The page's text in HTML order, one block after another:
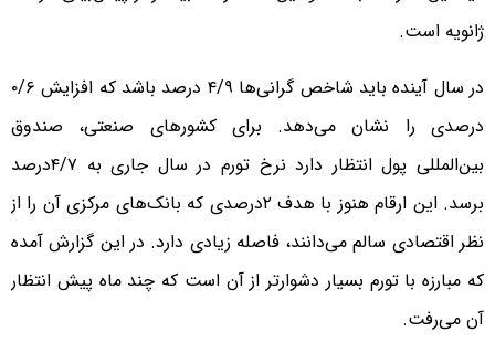
ژانویه است.
در سال آینده باید شاخص گرانی‌ها ۴/۹ درصد باشد که افزایش ۰/۶
درصدی را نشان می‌دهد. برای کشورهای صنعتی، صندوق
بین‌المللی پول انتظار دارد نرخ تورم در سال جاری به ۴/۷درصد
برسد. این ارقام هنوز با هدف ۲درصدی که بانک‌های مرکزی آن را از
نظر اقتصادی سالم می‌دانند، فاصله زیادی دارد. در این گزارش آمده
که مبارزه با تورم بسیار دشوارتر از آن است که چند ماه پیش انتظار
آن می‌رفت.